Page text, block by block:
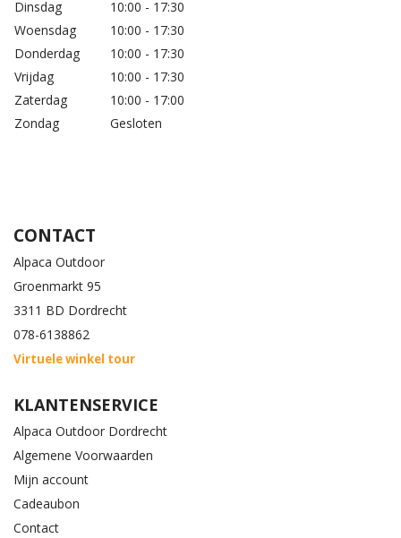
Dinsdag
10:00 - 17:30
Woensdag
10:00 - 17:30
Donderdag
10:00 - 17:30
Vrijdag
10:00 - 17:30
Zaterdag
10:00 - 17:00
Zondag
Gesloten
CONTACT
Alpaca Outdoor
Groenmarkt 95
3311 BD Dordrecht
078-6138862
Virtuele winkel tour
KLANTENSERVICE
Alpaca Outdoor Dordrecht
Algemene Voorwaarden
Mijn account
Cadeaubon
Contact